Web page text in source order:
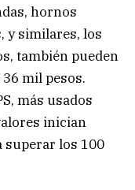
hornos
y similares, los
también pueden
mil pesos.
más usados
inician
superar los 100